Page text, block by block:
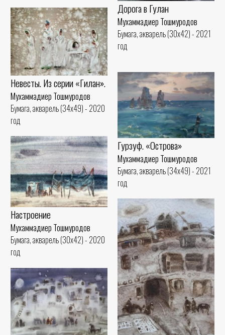
Дорога в Гулан
Мухаммадиер Тошмуродов
Бумага, акварель (30x42) - 2021
год
Невесты. Из серии «Гилан».
Мухаммадиер Тошмуродов
Бумага, акварель (34x49) - 2020
год
Гурзуф. «Острова»
Мухаммадиер Тошмуродов
Бумага, акварель (34x49) - 2021
год
Настроение
Мухаммадиер Тошмуродов
Бумага, акварель (30x42) - 2020
год